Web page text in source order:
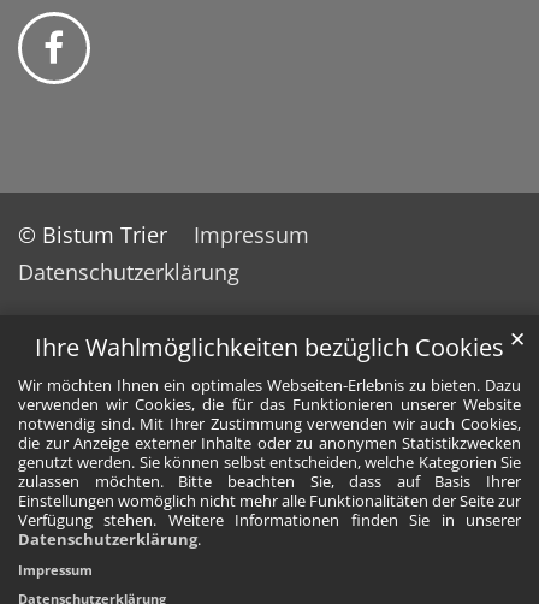
Ihre Wahlmöglichkeiten bezüglich Cookies
Wir möchten Ihnen ein optimales Webseiten-Erlebnis zu bieten. Dazu
verwenden wir Cookies, die für das Funktionieren unserer Website
notwendig sind. Mit Ihrer Zustimmung verwenden wir auch Cookies,
die zur Anzeige externer Inhalte oder zu anonymen Statistikzwecken
genutzt werden. Sie können selbst entscheiden, welche Kategorien Sie
zulassen möchten. Bitte beachten Sie, dass auf Basis Ihrer
Einstellungen womöglich nicht mehr alle Funktionalitäten der Seite zur
Verfügung stehen. Weitere Informationen finden Sie in unserer
Datenschutzerklärung.
✕
Impressum
Datenschutzerklärung
© Bistum Trier
Impressum
Datenschutzerklärung